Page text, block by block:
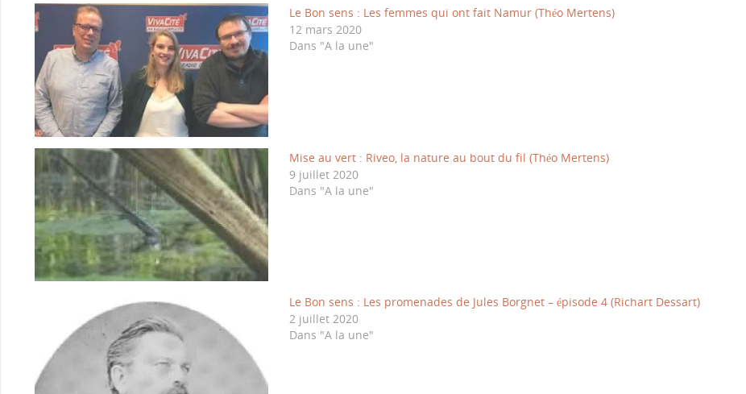
Le Bon sens : Les femmes qui ont fait Namur (Théo Mertens)
12 mars 2020
Dans "A la une"
Mise au vert : Riveo, la nature au bout du fil (Théo Mertens)
9 juillet 2020
Dans "A la une"
Le Bon sens : Les promenades de Jules Borgnet – épisode 4 (Richart Dessart)
2 juillet 2020
Dans "A la une"